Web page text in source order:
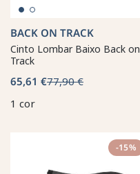
BACK ON TRACK
Cinto Lombar Baixo Back on
Track
65,61 €77,90 €
1 cor
-15%